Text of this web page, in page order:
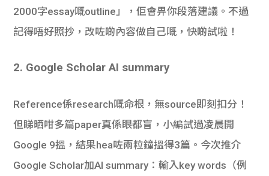
2000字essay嘅outline」，佢會畀你段落建議。不過
記得唔好照抄，改咗啲內容做自己嘅，快啲試啦！
2. Google Scholar AI summary
Reference係research嘅命根，無source即刻扣分！
但睇晒咁多篇paper真係眼都盲，小編試過凌晨開
Google 9搵，結果hea咗兩粒鐘搵得3篇。今次推介
Google Scholar加AI summary：輸入key words（例